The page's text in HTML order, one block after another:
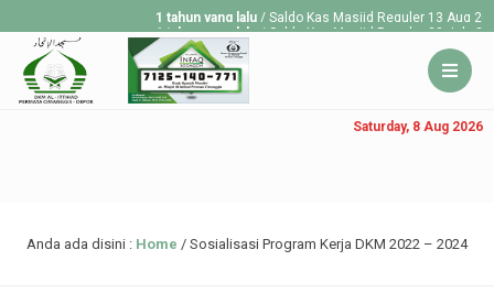
1 tahun yang lalu/ Saldo Kas Masjid Reguler 13 Aug 2025
1 tahun yang lalu/ Saldo Kas Masjid Reguler 30 July 2025
1 tahun yang lalu/ Saldo Kas Masjid Reguler 23 July 2025
Saturday, 8 Aug 2026
Anda ada disini : Home / Sosialisasi Program Kerja DKM 2022 – 2024